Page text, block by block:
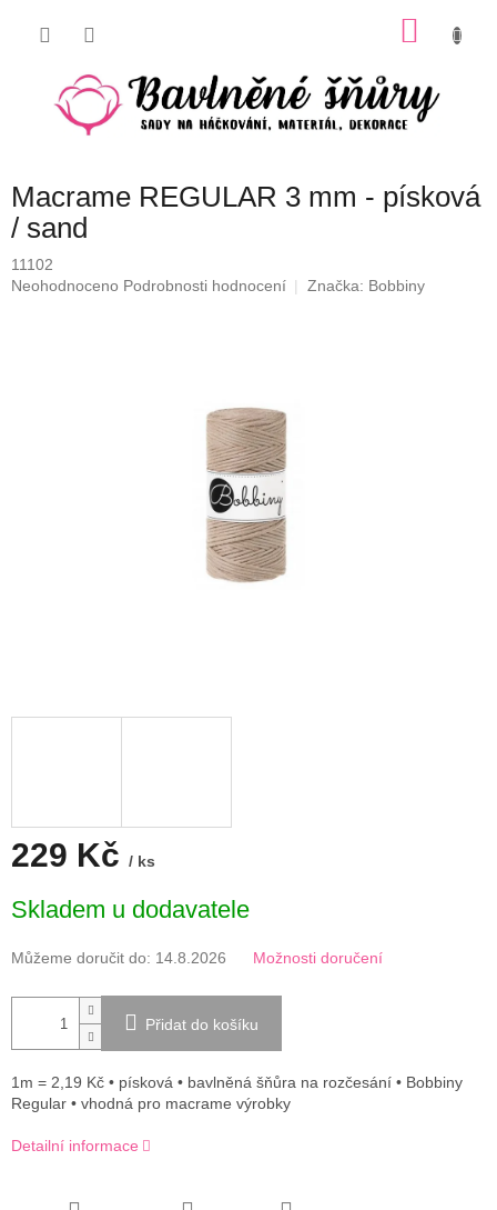
Macrame REGULAR 3 mm - písková
/ sand
11102
Průměrné
Neohodnoceno Podrobnosti hodnocení Značka: Bobbiny
229 Kč / ks
cena:
Skladem u dodavatele
Můžeme doručit do: 14.8.2026 Možnosti doručení
Přidat do košíku
1m = 2,19 Kč • písková • bavlněná šňůra na rozčesání • Bobbiny
Regular • vhodná pro macrame výrobky
Detailní informace